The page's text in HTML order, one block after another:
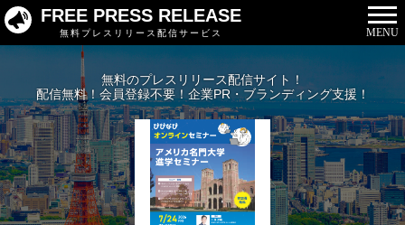
FREE PRESS RELEASE
無料プレスリリース配信サービス MENU
無料のプレスリリース配信サイト！
配信無料！会員登録不要！企業PR・ブランディング支援！